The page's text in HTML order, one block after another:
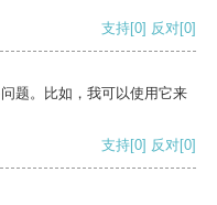
支持[0] 反对[0]
题。比如，我可以使用它来
支持[0] 反对[0]